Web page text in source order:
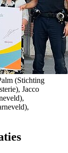
(Stichting
Jacco